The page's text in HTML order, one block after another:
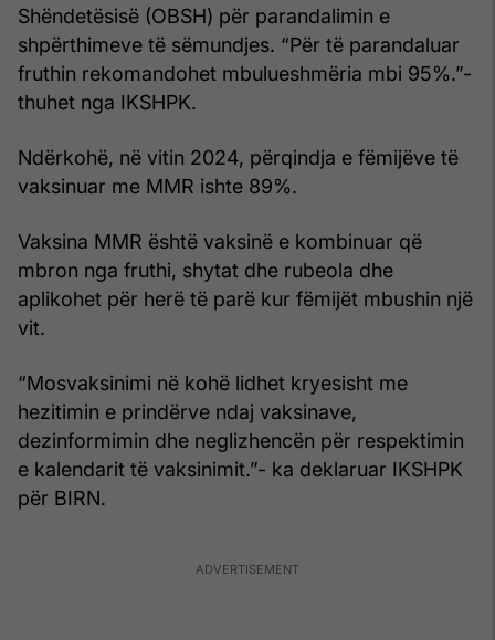
Shëndetësisë (OBSH) për parandalimin e
shpërthimeve të sëmundjes. “Për të parandaluar
fruthin rekomandohet mbulueshmëria mbi 95%.”-
thuhet nga IKSHPK.
Ndërkohë, në vitin 2024, përqindja e fëmijëve të
vaksinuar me MMR ishte 89%.
Vaksina MMR është vaksinë e kombinuar që
mbron nga fruthi, shytat dhe rubeola dhe
aplikohet për herë të parë kur fëmijët mbushin një
vit.
“Mosvaksinimi në kohë lidhet kryesisht me
hezitimin e prindërve ndaj vaksinave,
dezinformimin dhe neglizhencën për respektimin
e kalendarit të vaksinimit.”- ka deklaruar IKSHPK
për BIRN.